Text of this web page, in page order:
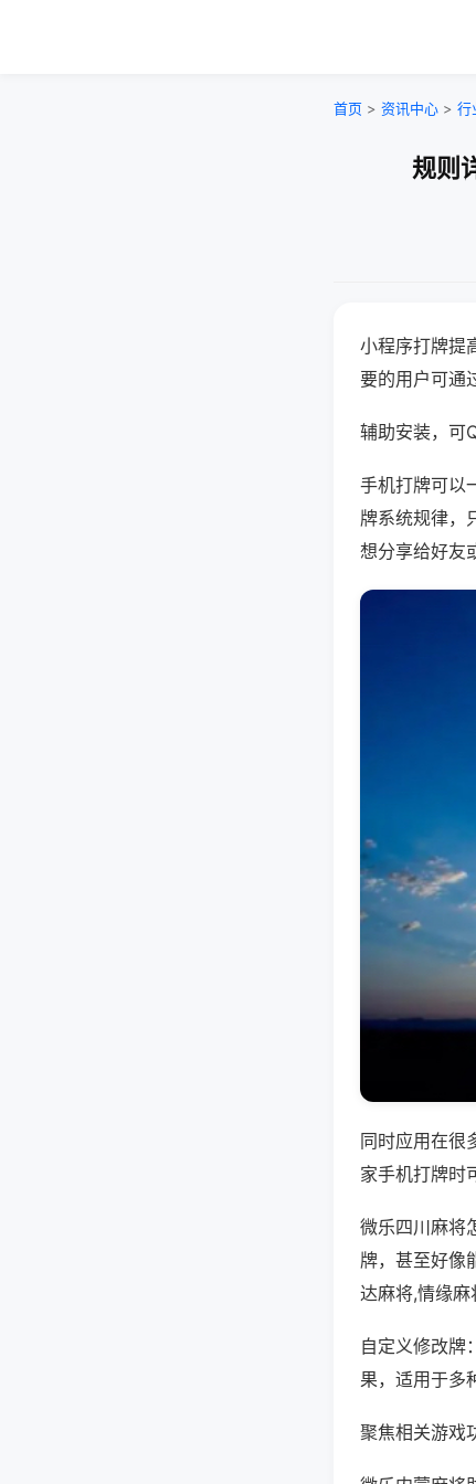
首页 > 资讯中心 > 行
规则
小程序打牌提
要的用户可通
辅助安装，可
手机打牌可以
牌系统规律，
想分享给好友
同时应用在很
家手机打牌时
微乐四川麻将
牌，甚至好像
达麻将,情缘麻
自定义修改牌
果，适用于多
聚焦相关游戏